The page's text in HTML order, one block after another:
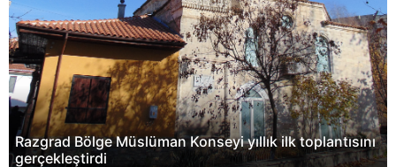
Razgrad Bölge Müslüman Konseyi yıllık ilk toplantısını
gerçekleştirdi